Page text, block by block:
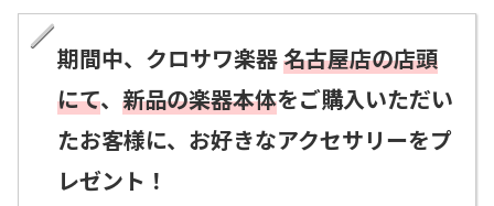
期間中、クロサワ楽器名古屋店の店頭
にて、 新品の楽器本体をご購入いただい
たお客様に、 お好きなアクセサリーをプ
レゼント！